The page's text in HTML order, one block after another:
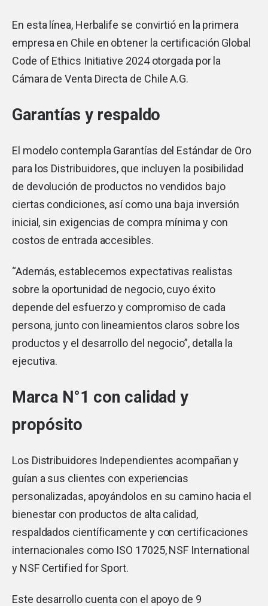
En esta línea, Herbalife se convirtió en la primera
empresa en Chile en obtener la certificación Global
Code of Ethics Initiative 2024 otorgada por la
Cámara de Venta Directa de Chile A.G.
Garantías y respaldo
El modelo contempla Garantías del Estándar de Oro
para los Distribuidores, que incluyen la posibilidad
de devolución de productos no vendidos bajo
ciertas condiciones, así como una baja inversión
inicial, sin exigencias de compra mínima y con
costos de entrada accesibles.
“Además, establecemos expectativas realistas
sobre la oportunidad de negocio, cuyo éxito
depende del esfuerzo y compromiso de cada
persona, junto con lineamientos claros sobre los
productos y el desarrollo del negocio”, detalla la
ejecutiva.
Marca N°1 con calidad y
propósito
Los Distribuidores Independientes acompañan y
guían a sus clientes con experiencias
personalizadas, apoyándolos en su camino hacia el
bienestar con productos de alta calidad,
respaldados científicamente y con certificaciones
internacionales como ISO 17025, NSF International
y NSF Certified for Sport.
Este desarrollo cuenta con el apoyo de 9